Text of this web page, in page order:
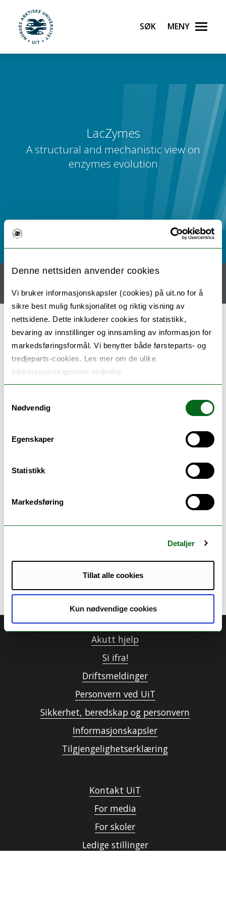
Denne nettsiden anvender cookies
Vi bruker informasjonskapsler (cookies) på uit.no for å
sikre best mulig funksjonalitet og riktig visning av
nettsidene. Dette inkluderer cookies for statistikk,
bevaring av innstillinger og innsamling av informasjon for
markedsføringsformål. Vi benytter både førsteparts- og
tredjeparts-cookies. Les mer om de ulike
informasjonskapslene nedenfor.
Nødvendig
Egenskaper
Statistikk
Markedsføring
Detaljer
Tillat alle cookies
Kun nødvendige cookies
UiT Norges arktiske universitet
Søk Meny
LacZymes
A structural and mechanistic view on
enzymes evolution
Hjem Research
Group members
Research Collaborations
Publications Outreach
We are hosting Master,
Bachelor and Erasmus
students
Are you intersted in hands-on experience in
microbiology, biochemistry and or structural
biology?
Just send us an Email:
christopher.frohlich@uit.no
Frøhlich, Christopher
Akutt hjelp
Si ifra!
Driftsmeldinger
Personvern ved UiT
Sikkerhet, beredskap og personvern
Informasjonskapsler
Tilgjengelighetserklæring
Kontakt UiT
For media
For skoler
Ledige stillinger